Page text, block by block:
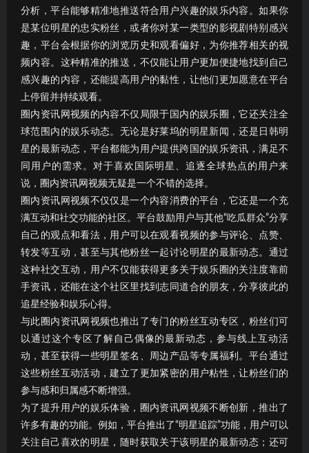
分析，平台能够精准地推送符合用户兴趣的娱乐内容。如果你
是某位明星的忠实粉丝，或者你对某一类型的影视剧特别感兴
趣，平台会根据你的浏览历史和观看偏好，为你推荐相关的视
频内容。这种精准的推送，不仅能让用户更加便捷地找到自己
感兴趣的内容，还能提高用户的黏性，让他们更加愿意在平台
上停留并持续观看。
圈内资讯网视频的内容不仅局限于国内的娱乐圈，它还关注全
球范围内的娱乐动态。无论是好莱坞的明星新闻，还是日韩明
星的最新动态，平台都能为用户提供跨国的娱乐资讯，满足不
同用户的需求。对于喜欢国际明星、追逐全球热点的用户来
说，圈内资讯网视频无疑是一个不错的选择。
圈内资讯网视频不仅仅是一个内容消费的平台，它还是一个充
满互动和社交功能的社区。平台鼓励用户与其他“吃瓜群众”分享
自己的观点和看法，用户可以在观看视频的参与评论、点赞、
转发等互动，甚至与其他粉丝一起讨论明星的最新动态。通过
这种社交互动，用户不仅能获得更多关于娱乐圈的关注度靠前
手资讯，还能在这个社区里找到志同道合的朋友，分享彼此的
追星经验和娱乐心得。
与此圈内资讯网视频也推出了专门的粉丝互动专区，粉丝们可
以通过这个专区了解自己偶像的最新动态，参与线上互动活
动，甚至获得一些明星签名、周边产品等专属福利。平台通过
这些粉丝互动活动，建立了更加紧密的用户粘性，让粉丝们的
参与感和归属感不断增强。
为了提升用户的娱乐体验，圈内资讯网视频不断创新，推出了
许多有趣的功能。例如，平台推出了“明星追踪”功能，用户可以
关注自己喜欢的明星，随时获取关于该明星的最新动态；还可